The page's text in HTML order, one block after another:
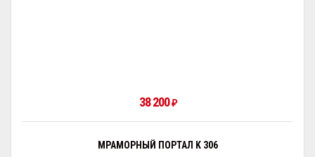
38 200₽
МРАМОРНЫЙ ПОРТАЛ K 306